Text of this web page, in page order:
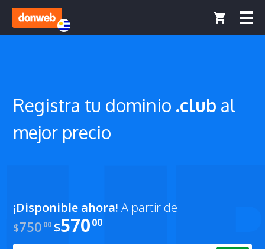
Registra tu dominio .club al
mejor precio
¡Disponible ahora! A partir de
$75000 $57000